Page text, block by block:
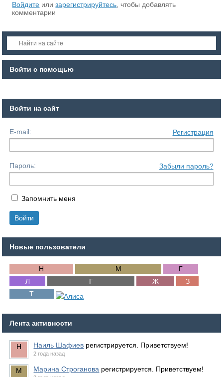
Войдите илизарегистрируйтесь , чтобы добавлять
комментарии
Войти с помощью
Войти на сайт
E-mail: Регистрация
Пароль: Забыли пароль?
Запомнить меня
Новые пользователи
Лента активности
Наиль Шафиев регистрируется. Приветствуем!
2 года назад
Марина Строганова регистрируется. Приветствуем!